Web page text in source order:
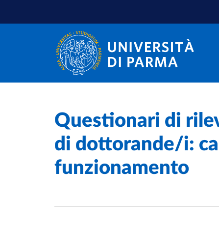
Home
Questionari di
di dottorande/i:
funzionamento